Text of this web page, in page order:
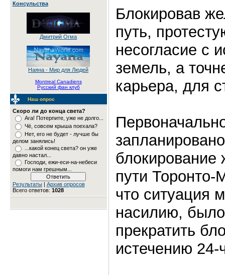
Консульства
Дмитрий Огма
Наяна - Мир для Людей
Montreal Canadiens
Русский фан клуб
Наш опрос
Скоро ли до конца света?
Ага! Потерпите, уже не долго...
Чё, совсем крыша поехала?
Нет, его не будет - лучше бы
делом занялись!
...какой конец света? он уже
давно настал...
Господи, ежи-еси-на-небеси
помоги нам грешным...
Результаты| Архив опросов
Всего ответов: 1028
Блокировав
путь,
несогласие с
земель, а
карьера, для
блокирование
пути
что ситуация
насилию,
прекратить
истечению 24-